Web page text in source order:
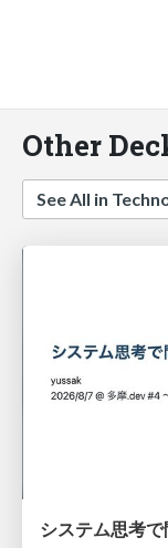
Other
See All in
システム思考